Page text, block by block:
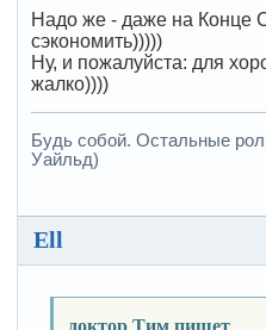
Надо же - даже на Конце
сэкономить)))))
Ну, и пожалуйста: для
жалко))))
Будь собой. Остальные
Уайльд)
Ell
доктор Тим пишет